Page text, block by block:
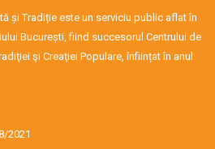
și Tradiție este un serviciu public aflat în
București, fiind succesorul Centrului de
şi Creaţiei Populare, înființat în anul
2021